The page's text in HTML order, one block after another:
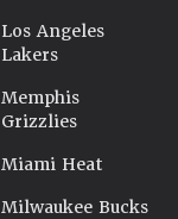
Los Angeles
Lakers
Memphis
Grizzlies
Miami Heat
Milwaukee Bucks